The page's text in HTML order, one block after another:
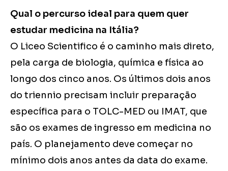
Qual o percurso ideal para quem quer
estudar medicina na Itália?
O Liceo Scientifico é o caminho mais direto,
pela carga de biologia, química e física ao
longo dos cinco anos. Os últimos dois anos
do triennio precisam incluir preparação
específica para o TOLC-MED ou IMAT, que
são os exames de ingresso em medicina no
país. O planejamento deve começar no
mínimo dois anos antes da data do exame.